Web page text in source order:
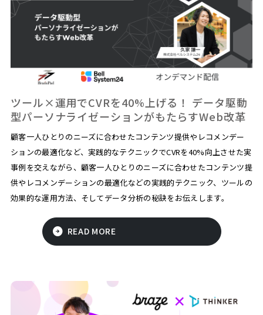
ツール×運用でCVRを40%上げる！ データ駆動
型パーソナライゼーションがもたらすWeb改革
顧客一人ひとりのニーズに合わせたコンテンツ提供やレコメンデー
ションの最適化など、実践的なテクニックでCVRを40%向上させた実
事例を交えながら、顧客一人ひとりのニーズに合わせたコンテンツ提
供やレコメンデーションの最適化などの実践的テクニック、ツールの
効果的な運用方法、そしてデータ分析の秘訣をお伝えします。
READ MORE